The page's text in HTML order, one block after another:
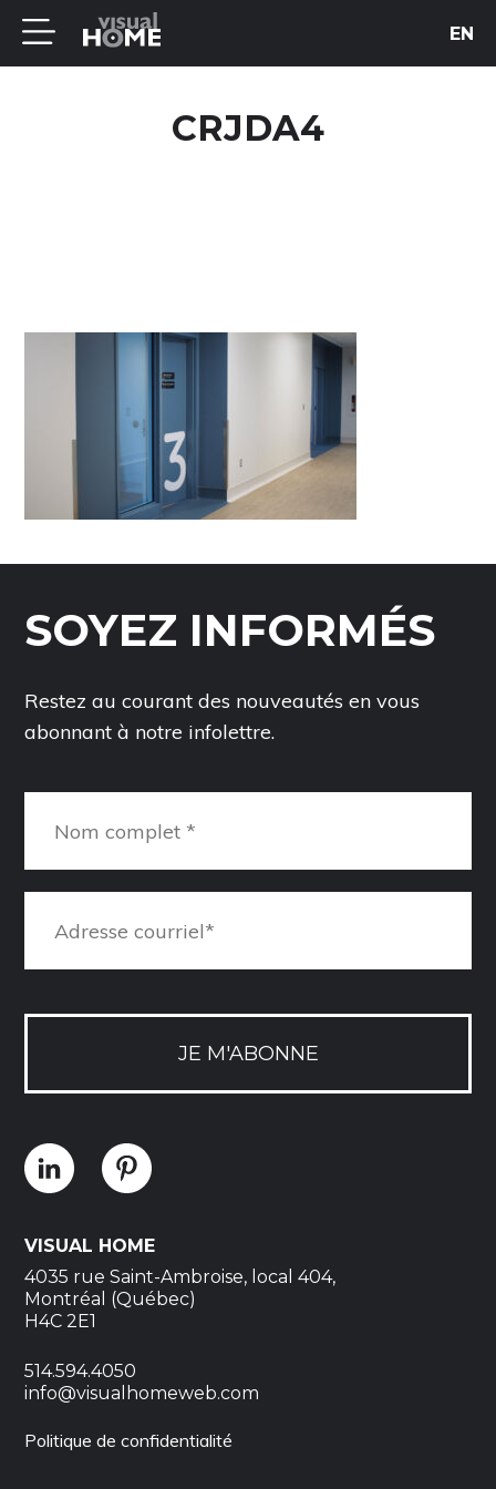
EN
CRJDA4
SOYEZ INFORMÉS
Restez au courant des nouveautés en vous
abonnant à notre infolettre.
JE M'ABONNE
VISUAL HOME
4035 rue Saint-Ambroise, local 404,
Montréal (Québec)
H4C 2E1
514.594.4050
info@visualhomeweb.com
Politique de confidentialité